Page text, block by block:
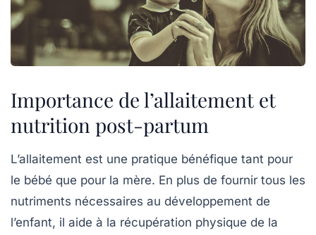
Importance de l’allaitement et
nutrition post-partum
L’allaitement est une pratique bénéfique tant pour
le bébé que pour la mère. En plus de fournir tous les
nutriments nécessaires au développement de
l’enfant, il aide à la récupération physique de la